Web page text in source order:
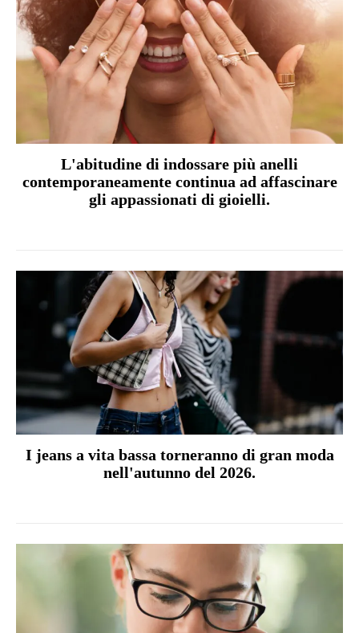
L'abitudine di indossare più anelli
contemporaneamente continua ad affascinare
gli appassionati di gioielli.
I jeans a vita bassa torneranno di gran moda
nell'autunno del 2026.